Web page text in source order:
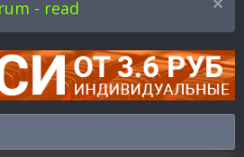
- read